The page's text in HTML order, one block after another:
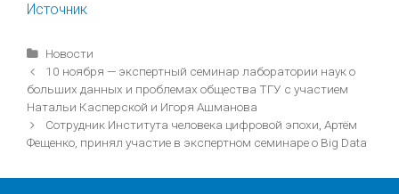
Источник
Рубрики
Новости
Навигация
записи
10 ноября — экспертный семинар лаборатории наук о
больших данных и проблемах общества ТГУ с участием
Натальи Касперской и Игоря Ашманова
Сотрудник Института человека цифровой эпохи, Артём
Фещенко, принял участие в экспертном семинаре о Big Data